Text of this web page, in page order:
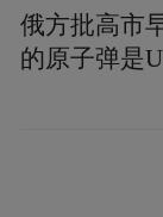
俄方批高市
的原子弹是